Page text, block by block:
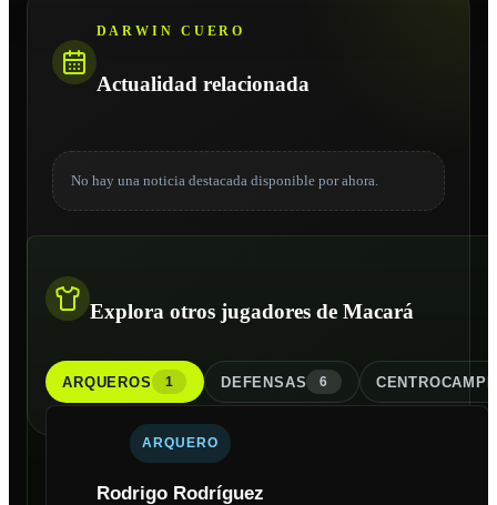
DARWIN CUERO
Actualidad relacionada
No hay una noticia destacada disponible por ahora.
Explora otros jugadores de Macará
ARQUEROS 1 DEFENSAS 6
ARQUERO
Rodrigo Rodríguez